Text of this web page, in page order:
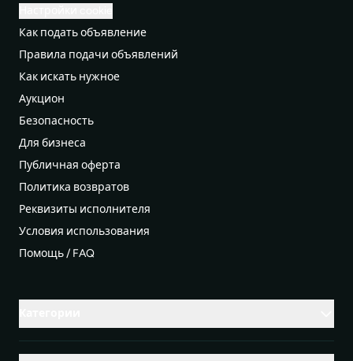
Как подать объявление
Правила подачи объявлений
Как искать нужное
Аукцион
Безопасность
Для бизнеса
Публичная оферта
Политика возвратов
Реквизиты исполнителя
Условия использования
Помощь / FAQ